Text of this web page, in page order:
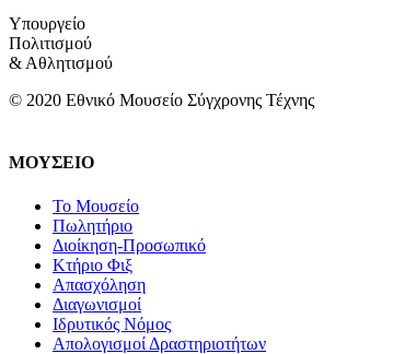
Υπουργείο
Πολιτισμού
& Αθλητισμού
© 2020 Εθνικό Μουσείο Σύγχρονης Τέχνης
ΜΟΥΣΕΙΟ
Το Μουσείο
Πωλητήριο
Διοίκηση-Προσωπικό
Κτήριο Φιξ
Απασχόληση
Διαγωνισμοί
Ιδρυτικός Νόμος
Απολογισμοί Δραστηριοτήτων